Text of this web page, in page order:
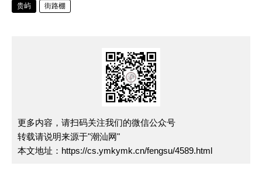
贵屿 街路棚
更多内容，请扫码关注我们的微信公众号
转载请说明来源于"潮汕网"
本文地址： https://cs.ymkymk.cn/fengsu/4589.html